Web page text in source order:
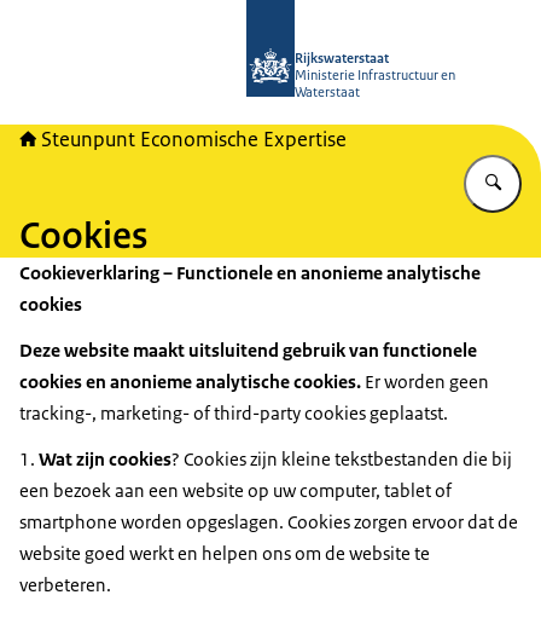
Rijkswaterstaat
Ministerie Infrastructuur en
Waterstaat
Steunpunt Economische Expertise
Cookies
Cookieverklaring – Functionele en anonieme analytische
cookies
Deze website maakt uitsluitend gebruik van functionele
cookies en anonieme analytische cookies. Er worden geen
tracking-, marketing- of third-party cookies geplaatst.
1. Wat zijn cookies? Cookies zijn kleine tekstbestanden die bij
een bezoek aan een website op uw computer, tablet of
smartphone worden opgeslagen. Cookies zorgen ervoor dat de
website goed werkt en helpen ons om de website te
verbeteren.